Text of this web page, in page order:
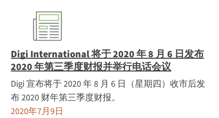
Digi International 将于 2020 年 8 月 6 日发布
2020 年第三季度财报并举行电话会议
Digi 宣布将于 2020 年 8 月 6 日（星期四）收市后发
布 2020 财年第三季度财报。
2020年7月9日